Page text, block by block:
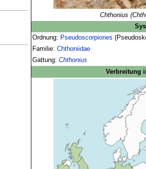
Chthonius
Ordnung: Pseudoscorpiones
Familie: Chthoniidae
Gattung: Chthonius
Verbreitung